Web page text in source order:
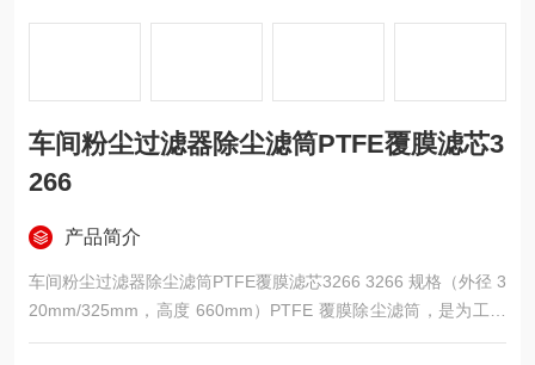
车间粉尘过滤器除尘滤筒PTFE覆膜滤芯3
266
产品简介
车间粉尘过滤器除尘滤筒PTFE覆膜滤芯3266 3266 规格（外径 3
20mm/325mm，高度 660mm）PTFE 覆膜除尘滤筒，是为工业
车间高浓度、细粉尘工况开发的高效过滤产品，广泛适配脉冲布